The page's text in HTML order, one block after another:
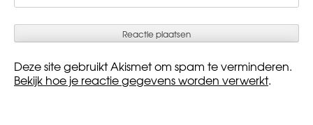
Deze site gebruikt Akismet om spam te verminderen.
Bekijk hoe je reactie gegevens worden verwerkt.